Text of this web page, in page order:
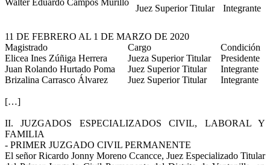
Juez Superior Titular Integrante
11 DE FEBRERO AL 1 DE MARZO DE 2020
Magistrado
Cargo
Condición
Elicea Ines Zúñiga Herrera
Jueza Superior Titular
Presidente
Juan Rolando Hurtado Poma
Juez Superior Titular
Integrante
Brizalina Carrasco Álvarez
Juez Superior Titular Integrante
[…]
II. JUZGADOS ESPECIALIZADOS CIVIL, LABORAL Y
FAMILIA
- PRIMER JUZGADO CIVIL PERMANENTE
El señor Ricardo Jonny Moreno Ccancce, Juez Especializado Titular